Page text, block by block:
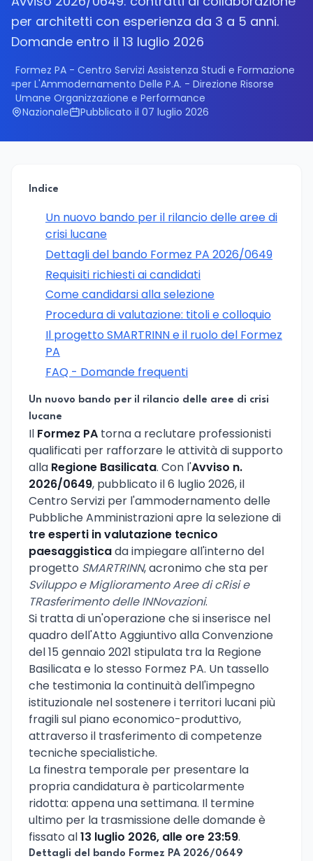
per architetti con esperienza da 3 a 5 anni.
Domande entro il 13 luglio 2026
Formez PA - Centro Servizi Assistenza Studi e Formazione
per L'Ammodernamento Delle P.A. - Direzione Risorse
Umane Organizzazione e Performance
Nazionale
Pubblicato il 07 luglio 2026
Indice
Un nuovo bando per il rilancio delle aree di
crisi lucane
Dettagli del bando Formez PA 2026/0649
Requisiti richiesti ai candidati
Come candidarsi alla selezione
Procedura di valutazione: titoli e colloquio
Il progetto SMARTRINN e il ruolo del Formez
PA
FAQ - Domande frequenti
Un nuovo bando per il rilancio delle aree di crisi
lucane
Il Formez PA torna a reclutare professionisti
qualificati per rafforzare le attività di supporto
alla Regione Basilicata. Con l'Avviso n.
2026/0649, pubblicato il 6 luglio 2026, il
Centro Servizi per l'ammodernamento delle
Pubbliche Amministrazioni apre la selezione di
tre esperti in valutazione tecnico
paesaggisticada impiegare all'interno del
progetto SMARTRINN, acronimo che sta per
Sviluppo e Miglioramento Aree di cRisi e
TRasferimento delle INNovazioni.
Si tratta di un'operazione che si inserisce nel
quadro dell'Atto Aggiuntivo alla Convenzione
del 15 gennaio 2021 stipulata tra la Regione
Basilicata e lo stesso Formez PA. Un tassello
che testimonia la continuità dell'impegno
istituzionale nel sostenere i territori lucani più
fragili sul piano economico-produttivo,
attraverso il trasferimento di competenze
tecniche specialistiche.
La finestra temporale per presentare la
propria candidatura è particolarmente
ridotta: appena una settimana. Il termine
ultimo per la trasmissione delle domande è
fissato al13 luglio 2026, alle ore 23:59.
Dettagli del bando Formez PA 2026/0649